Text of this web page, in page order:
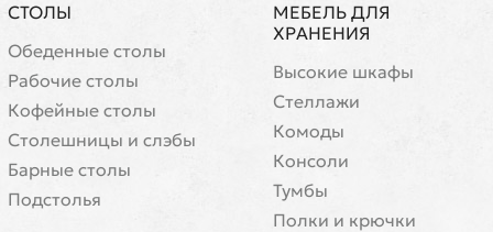
СТОЛЫ
Обеденные столы
Рабочие столы
Кофейные столы
Cтолешницы и слэбы
Барные столы
Подстолья
МЕБЕЛЬ ДЛЯ
ХРАНЕНИЯ
Высокие шкафы
Стеллажи
Комоды
Консоли
Тумбы
Полки и крючки